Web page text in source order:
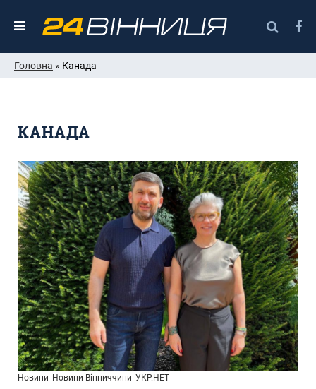
Головна » Канада
КАНАДА
Новини Новини Вінниччини УКР.НЕТ